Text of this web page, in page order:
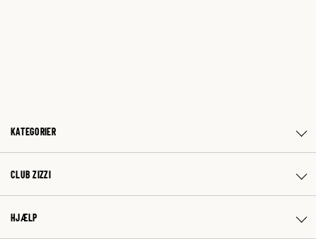
KATEGORIER
CLUB ZIZZI
HJÆLP